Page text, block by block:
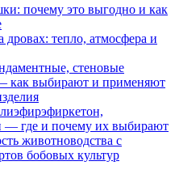
почему это выгодно и как
тепло, атмосфера и
стеновые
как выбирают и применяют
— где и почему их выбирают
животноводства с
бобовых культур